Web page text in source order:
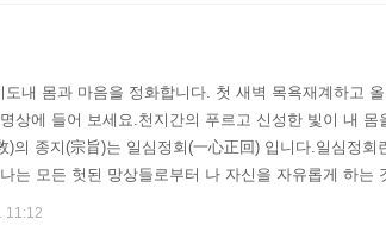
내 몸과 마음을 정화합니다. 첫 새벽 목욕재계하고
상에 들어 보세요.천지간의 푸르고 신성한 빛이 내 몸
의 종지(宗旨)는 일심정회(一心正回) 입니다.일심정회
는 모든 헛된 망상들로부터 나 자신을 자유롭게 하는
닫게 합니다.그리하여 사람이 땅과 하늘, 더 큰 우주
11:12